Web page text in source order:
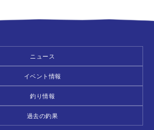
ニュース
イベント情報
釣り情報
過去の釣果